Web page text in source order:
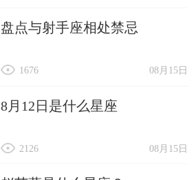
盘点与射手座相处禁忌
08月15日
1676
8月12日是什么星座
08月15日
2126